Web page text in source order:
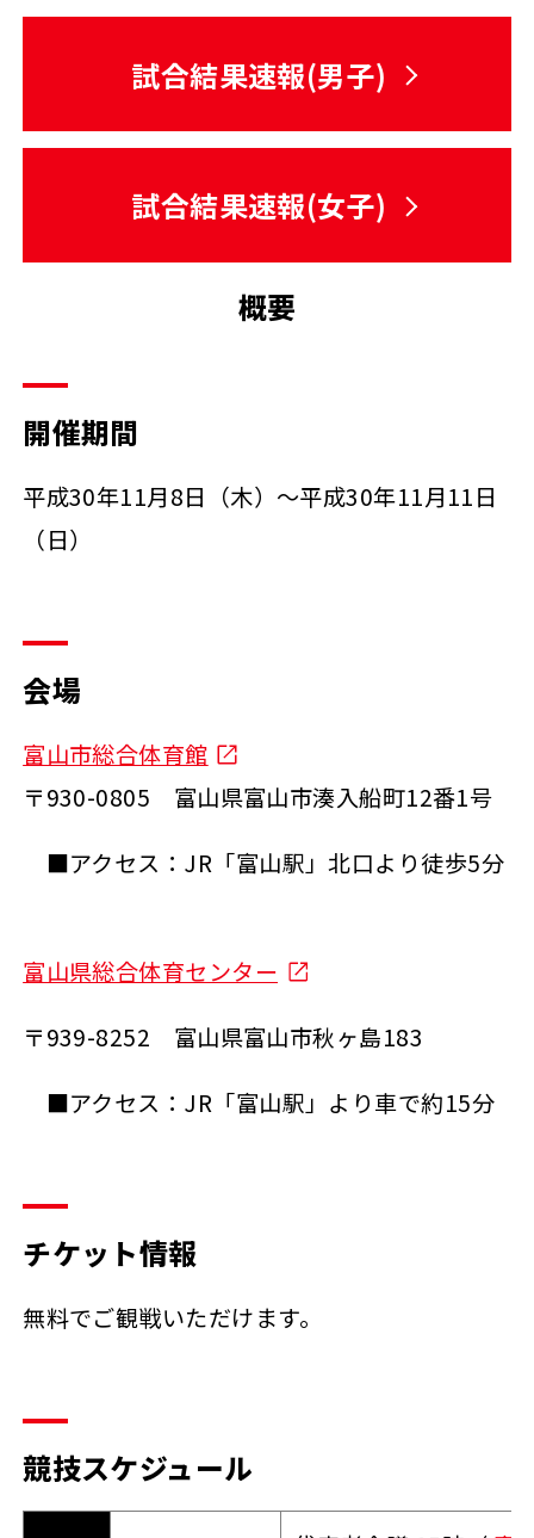
試合結果速報(男子)
試合結果速報(女子)
概要
開催期間
平成30年11月8日（木）～平成30年11月11日
（日）
会場
富山市総合体育館
〒930-0805 富山県富山市湊入船町12番1号
■アクセス：JR「富山駅」北口より徒歩5分
富山県総合体育センター
〒939-8252 富山県富山市秋ヶ島183
■アクセス：JR「富山駅」より車で約15分
チケット情報
無料でご観戦いただけます。
競技スケジュール